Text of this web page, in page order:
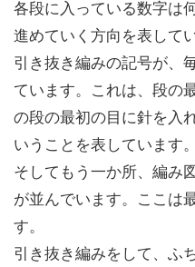
各段に入っている数字は
進めていく方向を表して
引き抜き編みの記号が、
ています。これは、段の
の段の最初の目に針を入
いうことを表しています。
そしてもう一か所、編み
が並んでいます。ここは
す。
引き抜き編みをして、ふ